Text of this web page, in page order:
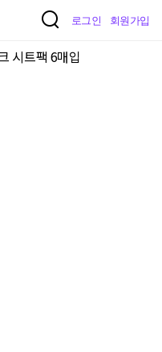
로그인 회원가입